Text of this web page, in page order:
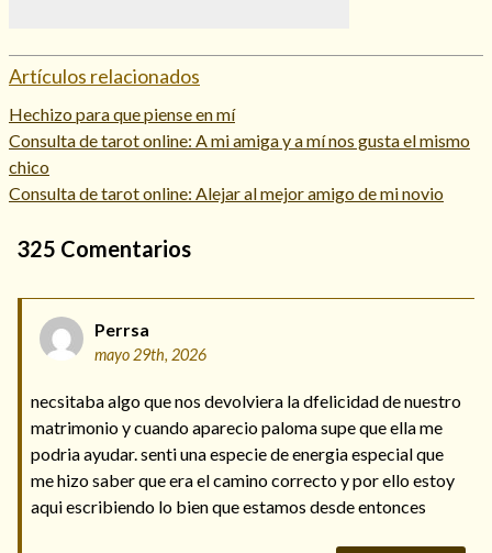
Artículos relacionados
Hechizo para que piense en mí
Consulta de tarot online: A mi amiga y a mí nos gusta el mismo
chico
Consulta de tarot online: Alejar al mejor amigo de mi novio
325 Comentarios
Perrsa
mayo 29th, 2026
necsitaba algo que nos devolviera la dfelicidad de nuestro
matrimonio y cuando aparecio paloma supe que ella me
podria ayudar. senti una especie de energia especial que
me hizo saber que era el camino correcto y por ello estoy
aqui escribiendo lo bien que estamos desde entonces